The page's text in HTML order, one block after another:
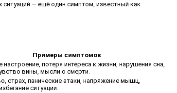
— ещё один симптом, известный как
Примеры симптомов
потеря интереса к жизни, нарушения сна,
вины, мысли о смерти.
страх, панические атаки, напряжение мышц,
ситуаций.